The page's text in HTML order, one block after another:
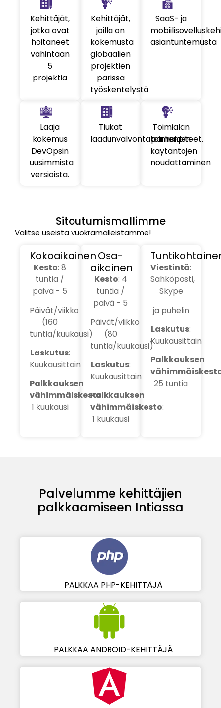
Kehittäjät,
jotka ovat
hoitaneet
vähintään
5
projektia
Kehittäjät,
joilla on
kokemusta
globaalien
projektien
parissa
työskentelystä
SaaS- ja
asiantuntemusta
Laaja
kokemus
DevOpsin
uusimmista
versioista.
Tiukat
laadunvalvontatoimenpiteet.
Toimialan
parhaiden
käytäntöjen
noudattaminen
Sitoutumismallimme
Valitse useista vuokramalleistamme!
Kokoaikainen
Kesto: 8
tuntia /
päivä - 5
Päivät/viikko
(160
tuntia/kuukausi)
Laskutus:
Kuukausittain
Palkkauksen
vähimmäiskesto:
1 kuukausi
Osa-
aikainen
Kesto: 4
tuntia /
päivä - 5
Päivät/viikko
(80
tuntia/kuukausi)
Laskutus:
Kuukausittain
Palkkauksen
vähimmäiskesto:
1 kuukausi
Viestintä:
Sähköposti,
Skype
ja puhelin
Laskutus:
Kuukausittain
Palkkauksen
25 tuntia
Palvelumme kehittäjien
palkkaamiseen Intiassa
PALKKAA PHP-KEHITTÄJÄ
PALKKAA ANDROID-KEHITTÄJÄ